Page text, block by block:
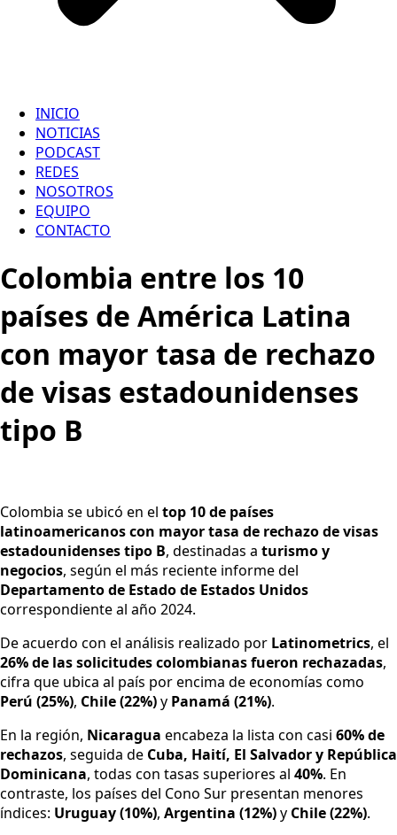
INICIO
NOTICIAS
PODCAST
REDES
NOSOTROS
EQUIPO
CONTACTO
Colombia entre los 10
países de América Latina
con mayor tasa de rechazo
de visas estadounidenses
tipo B
Colombia se ubicó en el top 10 de países
latinoamericanos con mayor tasa de rechazo de visas
estadounidenses tipo B, destinadas a turismo y
negocios, según el más reciente informe del
Departamento de Estado de Estados Unidos
correspondiente al año 2024.
De acuerdo con el análisis realizado por Latinometrics, el
26% de las solicitudes colombianas fueron rechazadas,
cifra que ubica al país por encima de economías como
Perú (25%), Chile (22%)y Panamá (21%).
En la región, Nicaragua encabeza la lista con casi 60% de
rechazos, seguida de Cuba, Haití, El Salvador y República
Dominicana, todas con tasas superiores al 40%. En
contraste, los países del Cono Sur presentan menores
índices: Uruguay (10%), Argentina (12%)y Chile (22%).